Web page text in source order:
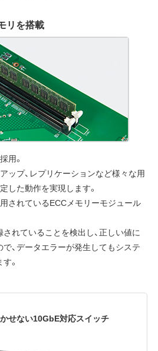
リを搭載
用。
ップ、レプリケーションなど様々な用
した動作を実現します。
されているECCメモリーモジュール
れていることを検出し、正しい値に
、データエラーが発生してもシステ
。
せない10GbE対応スイッチ